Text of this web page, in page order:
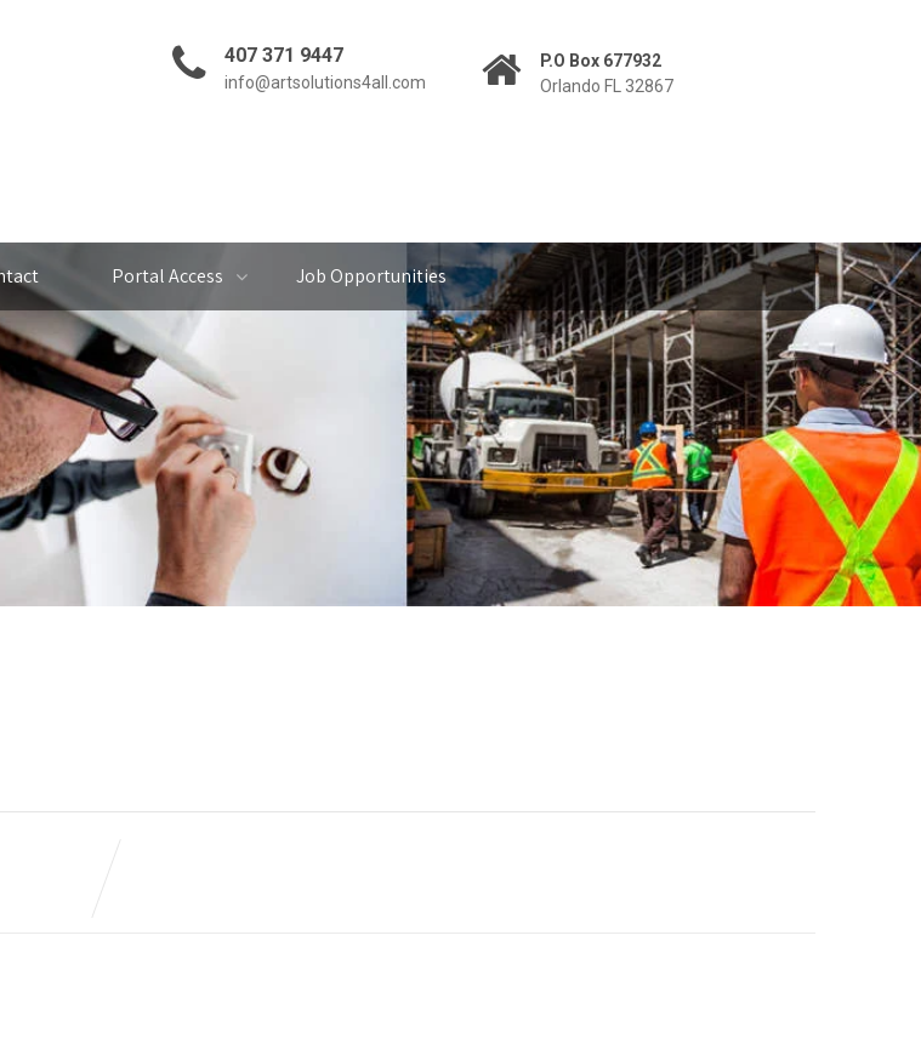
407 371 9447
info@artsolutions4all.com
P.O Box 677932
Orlando FL 32867
Portal Access Job Opportunities